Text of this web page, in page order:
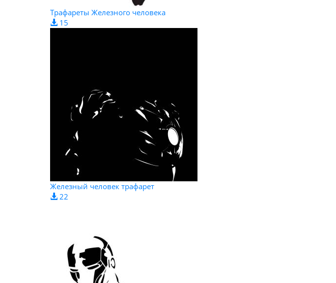
Трафареты Железного человека
15
Железный человек трафарет
22